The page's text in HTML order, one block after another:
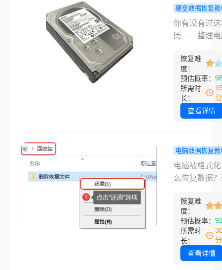
挺高的。
回呢？面对
况，不必过
虑，本文将
绍四个实用
法，帮助您
删的照片。
硬盘数据恢复教
盘里的文件
还能找回吗
几个办法！
你有没有过
历——整理电
的文档或者
片拖进回收
后习惯性地
空回收站”？
惨，格式化
作资料瞬间
说实话，我
踩过这个坑
换新电脑的
我准备把旧
的工作文件
来，结果不
整个D盘给格
了。当时脑
一下，里面
恢复难
度：
预估概率：
所需时
长：
查看详情
电脑数据恢复教
小心格式化
么办？真正
几种！
电脑被格式
么恢复数据
到"格式化完
后脑子里冒
一个问题。
手滑点错了
系统时选错
恢复难
度：
预估概率：
所需时
长：
查看详情